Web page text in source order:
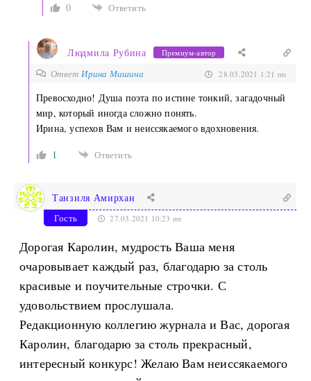
0
Ответить
Людмила Рубина Премиум-автор
ОтветИрина Мишина 28.03.2021 1:21 пп
Превосходно! Душа поэта по истине тонкий, загадочный
мир, который иногда сложно понять.
Ирина, успехов Вам и неиссякаемого вдохновения.
1
Ответить
Танзиля Амирхан
Гость 27.03.2021 10:23 пп
Дорогая Каролин, мудрость Ваша меня
очаровывает каждый раз, благодарю за столь
красивые и поучительные строчки. С
удовольствием прослушала.
Редакционную коллегию журнала и Вас, дорогая
Каролин, благодарю за столь прекрасный,
интересный конкурс! Желаю Вам неиссякаемого